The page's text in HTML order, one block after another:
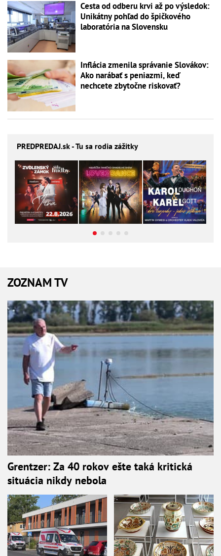
Cesta od odberu krvi až po výsledok:
Unikátny pohľad do špičkového
laboratória na Slovensku
Inflácia zmenila správanie Slovákov:
Ako narábať s peniazmi, keď
nechcete zbytočne riskovať?
PREDPREDAJ.sk - Tu sa rodia zážitky
ZOZNAM TV
Grentzer: Za 40 rokov ešte taká kritická
situácia nikdy nebola